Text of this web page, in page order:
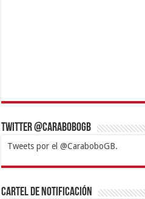
Twitter @CaraboboGB
Tweets por el @CaraboboGB.
1xbetBetturkeyBetistKralbet
https://mvbcasino.com/
Cartel de Notificación